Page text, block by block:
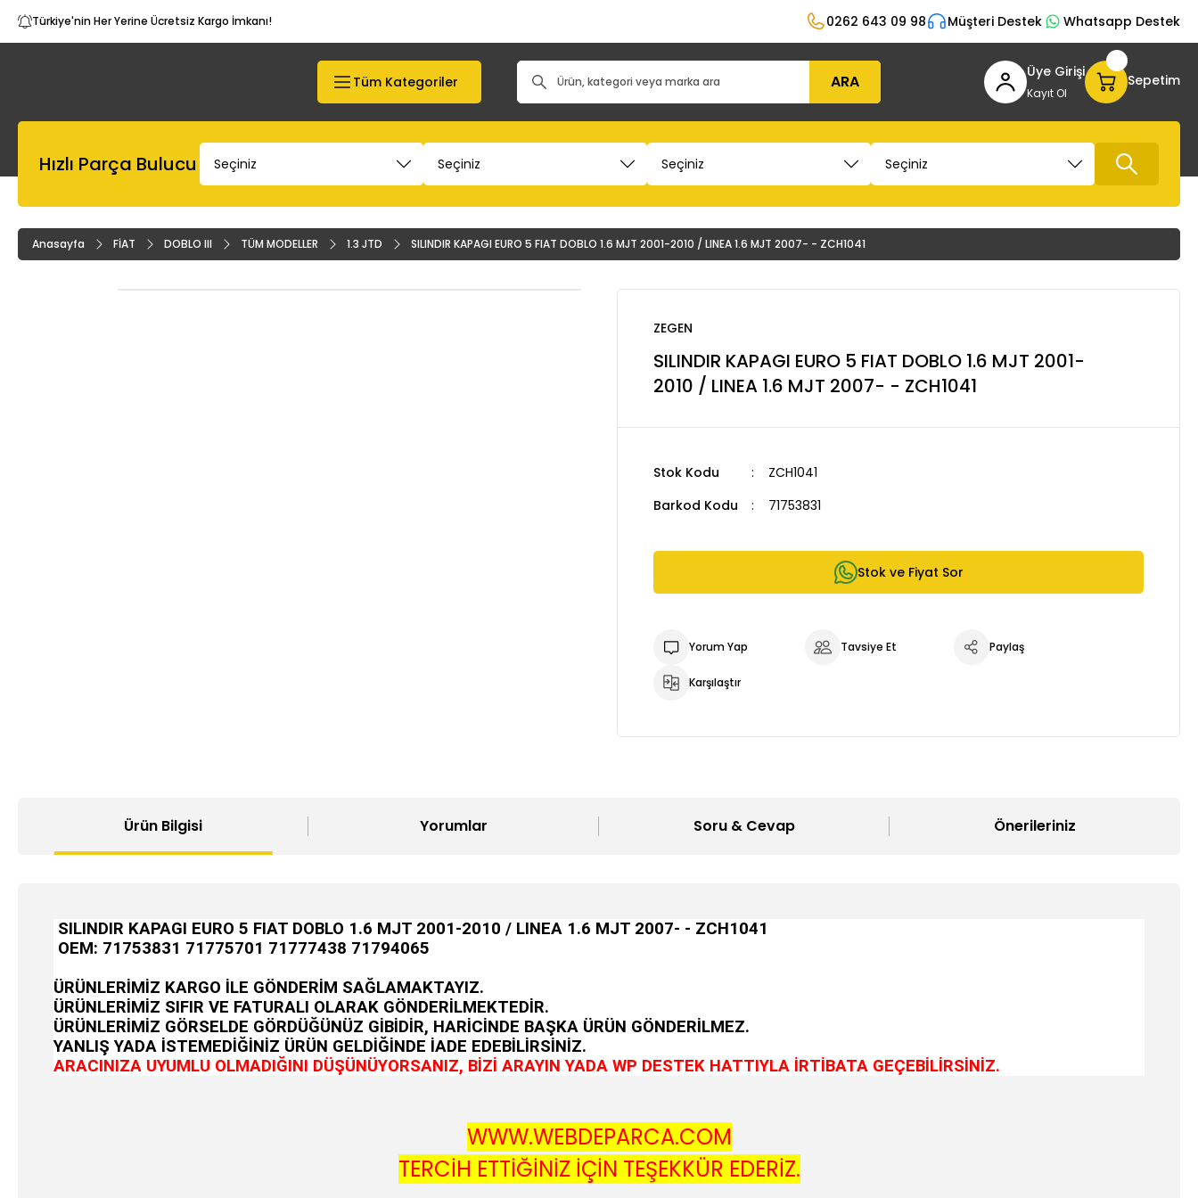
Türkiye'nin Her Yerine Ücretsiz Kargo İmkanı! 0262 643 09 98 Müşteri Destek Whatsapp Destek
Tüm Kategoriler ARA Üye Girişi
Kayıt Ol
Sepetim
Hızlı Parça Bulucu
Anasayfa FİAT DOBLO III TÜM MODELLER 1.3 JTD SILINDIR KAPAGI EURO 5 FIAT DOBLO 1.6 MJT 2001-2010 / LINEA 1.6 MJT 2007- - ZCH1041
ZEGEN
SILINDIR KAPAGI EURO 5 FIAT DOBLO 1.6 MJT 2001-
2010 / LINEA 1.6 MJT 2007- - ZCH1041
Stok Kodu
ZCH1041
Barkod Kodu
71753831
Stok ve Fiyat Sor
Yorum Yap Tavsiye Et Paylaş
Karşılaştır
Ürün Bilgisi Yorumlar Soru & Cevap Önerileriniz
SILINDIR KAPAGI EURO 5 FIAT DOBLO 1.6 MJT 2001-2010 / LINEA 1.6 MJT 2007- - ZCH1041
OEM: 71753831 71775701 71777438 71794065
ÜRÜNLERİMİZ KARGO İLE GÖNDERİM SAĞLAMAKTAYIZ.
ÜRÜNLERİMİZ SIFIR VE FATURALI OLARAK GÖNDERİLMEKTEDİR.
ÜRÜNLERİMİZ GÖRSELDE GÖRDÜĞÜNÜZ GİBİDİR, HARİCİNDE BAŞKA ÜRÜN GÖNDERİLMEZ.
YANLIŞ YADA İSTEMEDİĞİNİZ ÜRÜN GELDİĞİNDE İADE EDEBİLİRSİNİZ.
ARACINIZA UYUMLU OLMADIĞINI DÜŞÜNÜYORSANIZ, BİZİ ARAYIN YADA WP DESTEK HATTIYLA İRTİBATA GEÇEBİLİRSİNİZ.
WWW.WEBDEPARCA.COM
TERCİH ETTİĞİNİZ İÇİN TEŞEKKÜR EDERİZ.